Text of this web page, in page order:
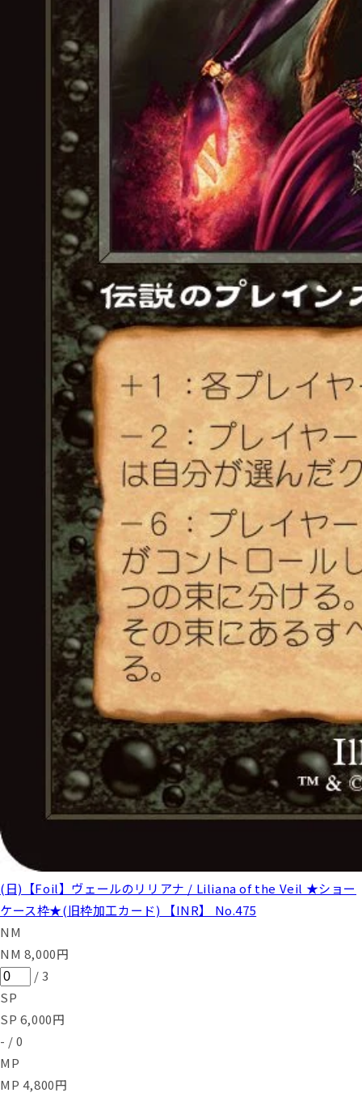
(日)【Foil】ヴェールのリリアナ / Liliana of the Veil ★ショー
ケース枠★(旧枠加工カード) 【INR】 No.475
NM
NM 8,000円
/3
SP
SP 6,000円
- / 0
MP
MP 4,800円